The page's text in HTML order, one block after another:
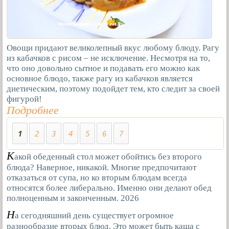
Овощи придают великолепный вкус любому блюду. Рагу
из кабачков с рисом – не исключение. Несмотря на то,
что оно довольно сытное и подавать его можно как
основное блюдо, также рагу из кабачков является
диетическим, поэтому подойдет тем, кто следит за своей
фигурой!
Подробнее
1 2 3 4 5 6 7
Какой обеденный стол может обойтись без второго
блюда? Наверное, никакой. Многие предпочитают
отказаться от супа, но ко вторым блюдам всегда
относятся более либерально. Именно они делают обед
полноценным и законченным. 2026
На сегодняшний день существует огромное
разнообразие вторых блюд. Это может быть каша с